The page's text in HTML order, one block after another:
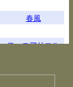
春風
ヨーコアリエル